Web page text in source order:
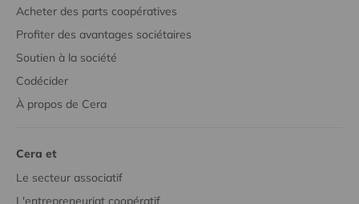
Acheter des parts coopératives
Profiter des avantages sociétaires
Soutien à la société
Codécider
À propos de Cera
Cera et
Le secteur associatif
L'entrepreneuriat coopératif